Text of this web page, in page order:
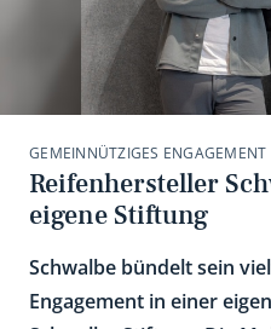
GEMEINNÜTZIGES
Reifenhersteller
eigene Stiftung
Schwalbe bündelt sein
Engagement in einer